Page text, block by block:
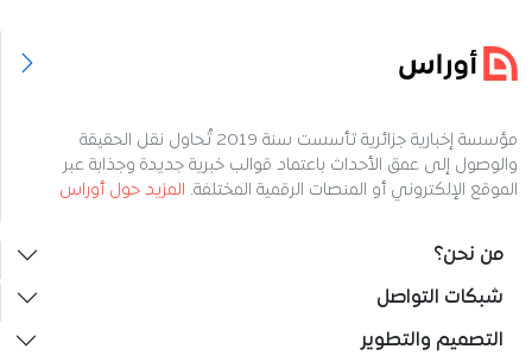
مؤسسة إخبارية جزائرية تأسست سنة 2019 تُحاول نقل الحقيقة
والوصول إلى عمق الأحداث باعتماد قوالب خبرية جديدة وجذابة عبر
الموقع الإلكتروني أو المنصات الرقمية المختلفة. المزيد حول أوراس
من نحن؟
شبكات التواصل
التصميم والتطوير